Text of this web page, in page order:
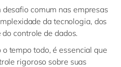
comum nas empresas
da tecnologia, dos
controle de dados.
tempo todo, é essencial que
rigoroso sobre suas